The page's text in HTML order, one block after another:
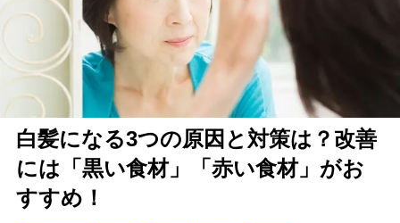
白髪になる3つの原因と対策は？改善
には「黒い食材」「赤い食材」がお
すすめ！